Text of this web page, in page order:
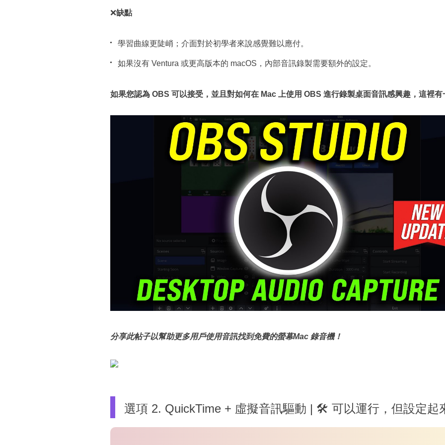
❌缺點
學習曲線更陡峭；介面對於初學者來說感覺難以應付。
如果沒有 Ventura 或更高版本的 macOS，內部音訊錄製需要額外的設定。
如果您認為 OBS 可以接受，並且對如何在 Mac 上使用 OBS 進行錄製桌面音訊感興趣，這裡有
分享此帖子以幫助更多用戶使用音訊找到免費的螢幕Mac 錄音機！
選項 2. QuickTime + 虛擬音訊驅動 | 🛠️ 可以運行，但設定起